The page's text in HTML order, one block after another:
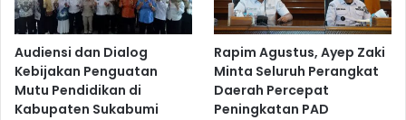
Audiensi dan Dialog
Kebijakan Penguatan
Mutu Pendidikan di
Kabupaten Sukabumi
Rapim Agustus, Ayep Zaki
Minta Seluruh Perangkat
Daerah Percepat
Peningkatan PAD